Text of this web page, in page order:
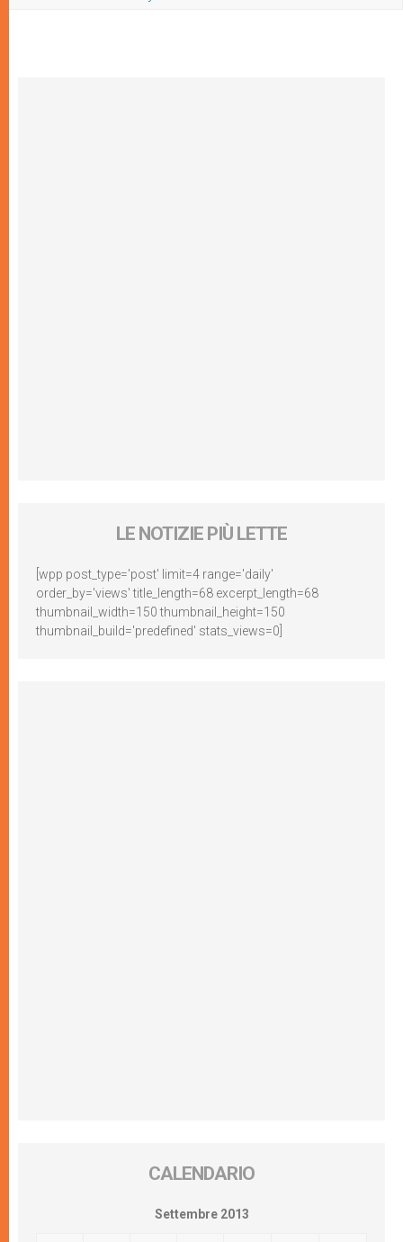
LE NOTIZIE PIÙ LETTE
[wpp post_type='post' limit=4 range='daily'
order_by='views' title_length=68 excerpt_length=68
thumbnail_width=150 thumbnail_height=150
thumbnail_build='predefined' stats_views=0]
CALENDARIO
Settembre 2013